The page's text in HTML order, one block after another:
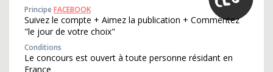
PrincipeFACEBOOK
Suivez le compte + Aimez la publication + Commentez
"le jour de votre choix"
Conditions
Le concours est ouvert à toute personne résidant en
France